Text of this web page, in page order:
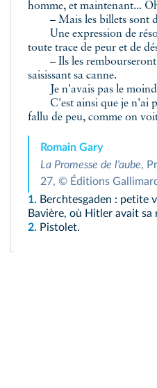
homme, et maintenant...
– Mais les billets sont
Une expression de
toute trace de peur et de
– Ils les rembourseront
saisissant sa canne.
Je n'avais pas le
C'est ainsi que je n'ai
fallu de peu, comme on
Romain Gary
La Promesse de l'aube, Première partie, chapitre
27, © Éditions
1. Berchtesgaden : petite
Bavière, où Hitler avait sa
2. Pistolet.